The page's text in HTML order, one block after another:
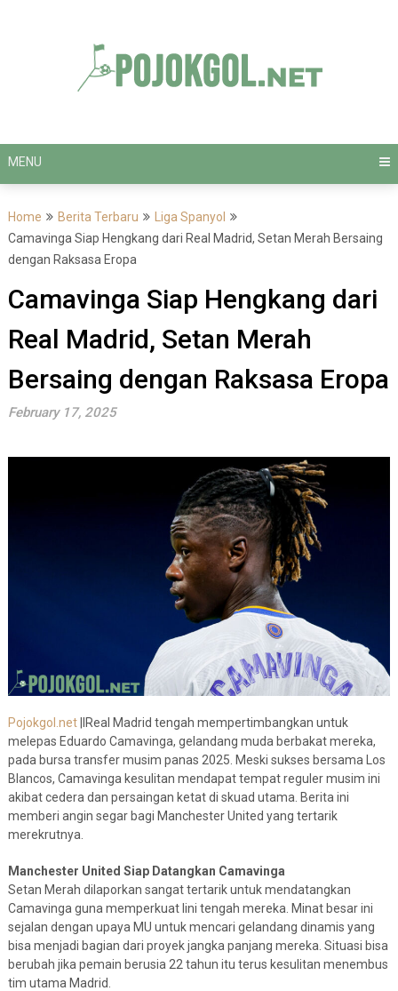
MENU
Home Berita Terbaru
Liga Spanyol
Camavinga Siap Hengkang dari Real Madrid, Setan Merah Bersaing
dengan Raksasa Eropa
Camavinga Siap Hengkang dari
Real Madrid, Setan Merah
Bersaing dengan Raksasa Eropa
February 17, 2025
Pojokgol.net|IReal Madrid tengah mempertimbangkan untuk
melepas Eduardo Camavinga, gelandang muda berbakat mereka,
pada bursa transfer musim panas 2025. Meski sukses bersama Los
Blancos, Camavinga kesulitan mendapat tempat reguler musim ini
akibat cedera dan persaingan ketat di skuad utama. Berita ini
memberi angin segar bagi Manchester United yang tertarik
merekrutnya.
Manchester United Siap Datangkan Camavinga
Setan Merah dilaporkan sangat tertarik untuk mendatangkan
Camavinga guna memperkuat lini tengah mereka. Minat besar ini
sejalan dengan upaya MU untuk mencari gelandang dinamis yang
bisa menjadi bagian dari proyek jangka panjang mereka. Situasi bisa
berubah jika pemain berusia 22 tahun itu terus kesulitan menembus
tim utama Madrid.